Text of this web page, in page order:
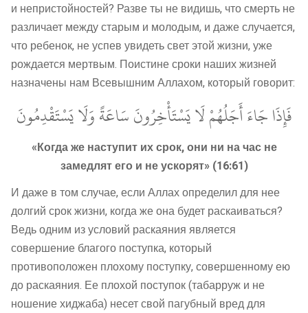
и непристойностей? Разве ты не видишь, что смерть не
различает между старым и молодым, и даже случается,
что ребенок, не успев увидеть свет этой жизни, уже
рождается мертвым. Поистине сроки наших жизней
назначены нам Всевышним Аллахом, который говорит:
فَإِذَا جَاءَ أَجَلُهُمْ لَا يَسْتَأْخِرُونَ سَاعَةً وَلَا يَسْتَقْدِمُونَ
«Когда же наступит их срок, они ни на час не
замедлят его и не ускорят» (16:61)
И даже в том случае, если Аллах определил для нее
долгий срок жизни, когда же она будет раскаиваться?
Ведь одним из условий раскаяния является
совершение благого поступка, который
противоположен плохому поступку, совершенному ею
до раскаяния. Ее плохой поступок (табарруж и не
ношение хиджаба) несет свой пагубный вред для